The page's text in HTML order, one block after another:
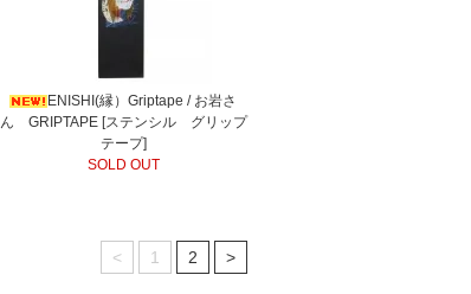
ENISHI(縁）Griptape / お岩さ
ん GRIPTAPE [ステンシル グリップ
テープ]
SOLD OUT
< 1 2 >